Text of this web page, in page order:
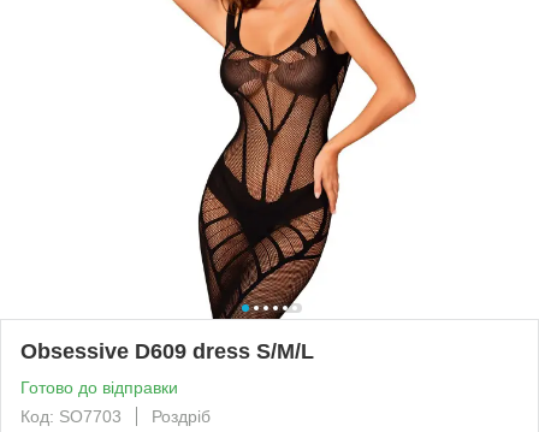
Obsessive D609 dress S/M/L
Готово до відправки
Код: SO7703
Роздріб